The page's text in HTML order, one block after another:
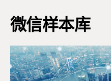
微信样本库